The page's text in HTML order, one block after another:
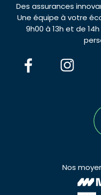
Des assurances
Une équipe à votre
9h00 à 13h et de
Nos